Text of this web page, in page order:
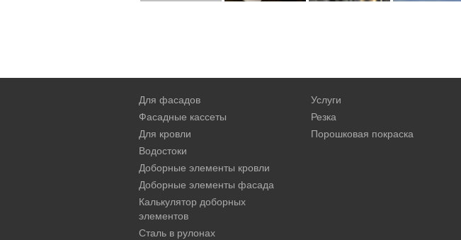
Для фасадов
Фасадные кассеты
Для кровли
Водостоки
Доборные элементы кровли
Доборные элементы фасада
Калькулятор доборных
элементов
Сталь в рулонах
Услуги
Резка
Порошковая покраска